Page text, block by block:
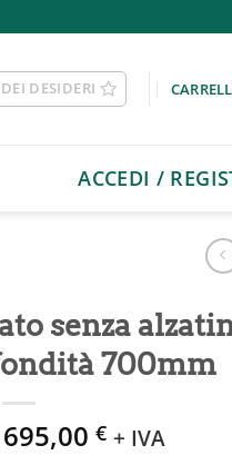
DESIDERI
ACCEDI /
senza
700mm
695,00 € + IVA